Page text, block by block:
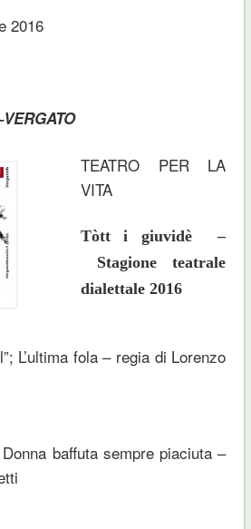
2016
TEATRO PER LA
VITA
Tòtt i giuvidè –
Stagione teatrale
dialettale 2016
L’ultima fola – regia di Lorenzo
baffuta sempre piaciuta –